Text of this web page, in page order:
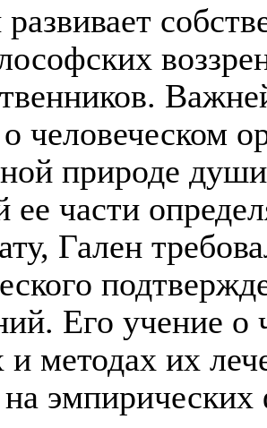
развивает
человеческом
природе
ее части
Гален
Его учение о
и методах их
на эмпирических